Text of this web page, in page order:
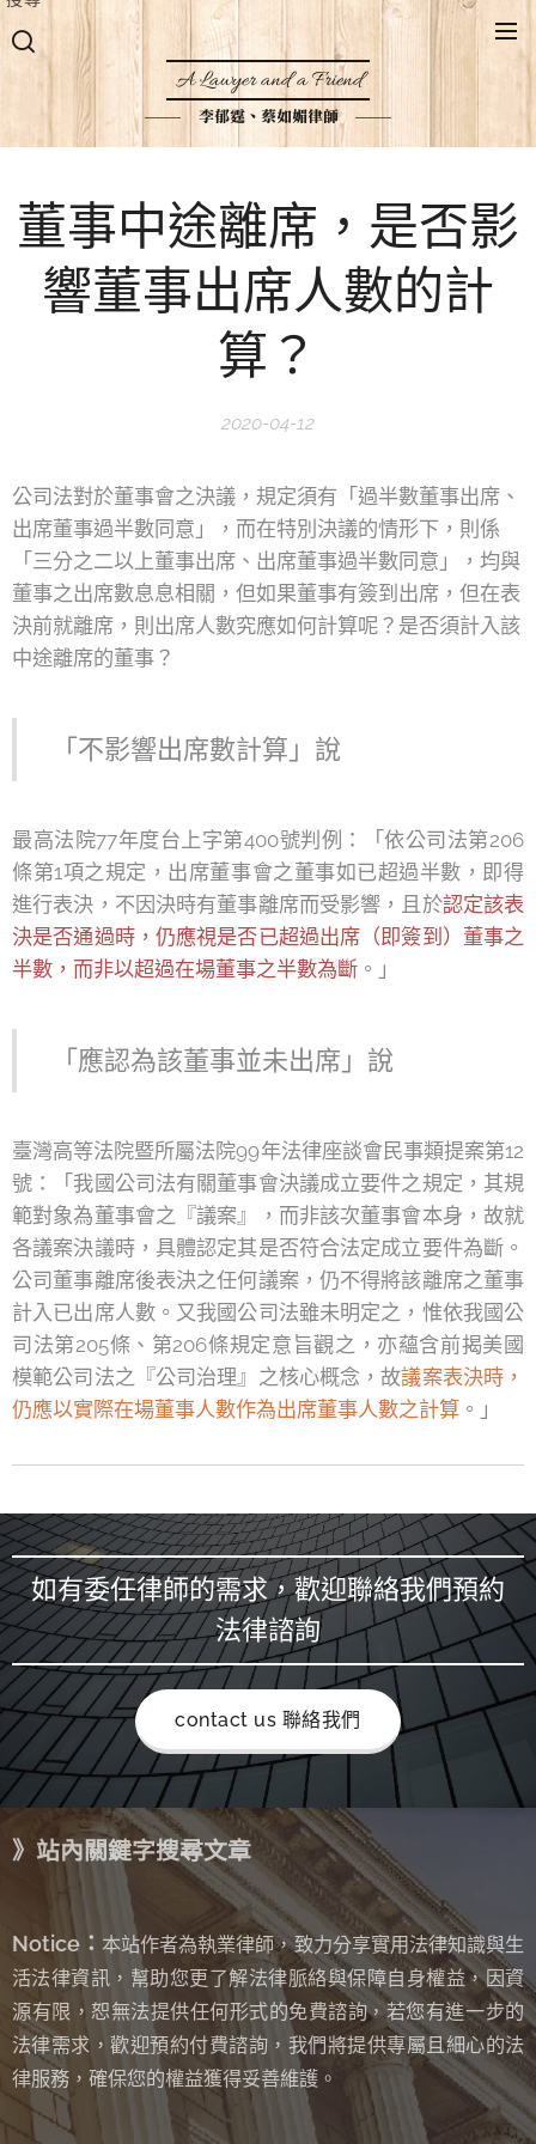
A Lawyer and a Friend
李郁霆、蔡如媚律師
董事中途離席，是否影
響董事出席人數的計
算？
2020-04-12
公司法對於董事會之決議，規定須有「過半數董事出席、
出席董事過半數同意」，而在特別決議的情形下，則係
「三分之二以上董事出席、出席董事過半數同意」，均與
董事之出席數息息相關，但如果董事有簽到出席，但在表
決前就離席，則出席人數究應如何計算呢？是否須計入該
中途離席的董事？
「不影響出席數計算」說
最高法院77年度台上字第400號判例：「依公司法第206
條第1項之規定，出席董事會之董事如已超過半數，即得
進行表決，不因決時有董事離席而受影響，且於認定該表
決是否通過時，仍應視是否已超過出席（即簽到）董事之
半數，而非以超過在場董事之半數為斷 。」
「應認為該董事並未出席」說
臺灣高等法院暨所屬法院99年法律座談會民事類提案第12
號：「我國公司法有關董事會決議成立要件之規定，其規
範對象為董事會之『議案』，而非該次董事會本身，故就
各議案決議時，具體認定其是否符合法定成立要件為斷。
公司董事離席後表決之任何議案，仍不得將該離席之董事
計入已出席人數。又我國公司法雖未明定之，惟依我國公
司法第205條、第206條規定意旨觀之，亦蘊含前揭美國
模範公司法之『公司治理』之核心概念，故議案表決時，
仍應以實際在場董事人數作為出席董事人數之計算 。」
如有委任律師的需求，歡迎聯絡我們預約
法律諮詢
contact us 聯絡我們
》站內關鍵字搜尋文章
Notice： 本站作者為執業律師，致力分享實用法律知識與生
活法律資訊，幫助您更了解法律脈絡與保障自身權益，因資
源有限，恕無法提供任何形式的免費諮詢， 若您有進一步的
法律需求，歡迎預約付費諮詢，我們將提供專屬且細心的法
律服務，確保您的權益獲得妥善維護。